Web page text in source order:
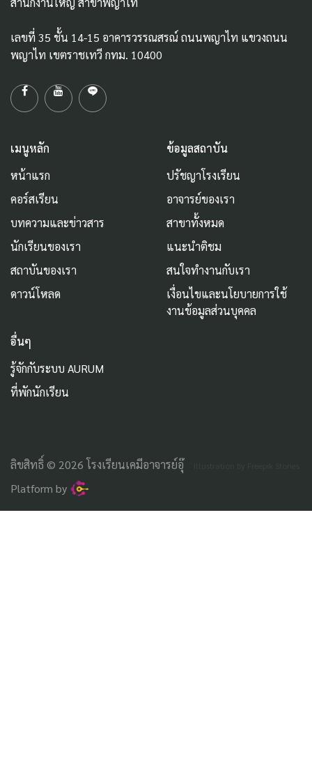
เลขที่ 35 ชั้น 14-15 อาคารวรรณสรณ์ ถนนพญาไท แขวงถนน
พญาไท เขตราชเทวี กทม. 10400
เมนูหลัก
หน้าแรก
คอร์สเรียน
บทความและข่าวสาร
นักเรียนของเรา
สถาบันของเรา
ดาวน์โหลด
ข้อมูลสถาบัน
ปรัชญาโรงเรียน
อาจารย์ของเรา
สาขาทั้งหมด
แนะนำติชม
สนใจทำงานกับเรา
เงื่อนไขและนโยบายการใช้
งานข้อมูลส่วนบุคคล
อื่นๆ
รู้จักกับระบบ AURUM
ที่พักนักเรียน
ลิขสิทธิ์ © 2026 โรงเรียนเคมีอาจารย์อุ๊
Platform by